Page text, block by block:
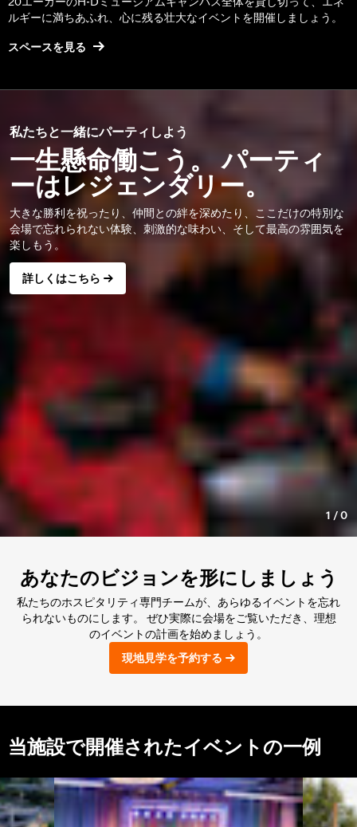
ルギーに満ちあふれ、心に残る壮大なイベントを開催しましょう。
スペースを見る
私たちと一緒にパーティしよう
一生懸命働こう。 パーティ
ーはレジェンダリー。
大きな勝利を祝ったり、仲間との絆を深めたり、ここだけの特別な
会場で忘れられない体験、刺激的な味わい、そして最高の雰囲気を
楽しもう。
詳しくはこちら
1 /0
あなたのビジョンを形にしましょう
私たちのホスピタリティ専門チームが、あらゆるイベントを忘れ
られないものにします。 ぜひ実際に会場をご覧いただき、理想
のイベントの計画を始めましょう。
現地見学を予約する
当施設で開催されたイベントの一例